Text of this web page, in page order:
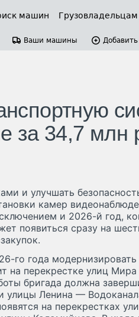
машин Грузовладельцам
Ваши машины
за 34,7 млн
и улучшать
камер
и 2026-й год,
появиться сразу на
го года модернизировать
на перекрестке улиц Мира
бригада должна
улицы Ленина —
на перекрестках